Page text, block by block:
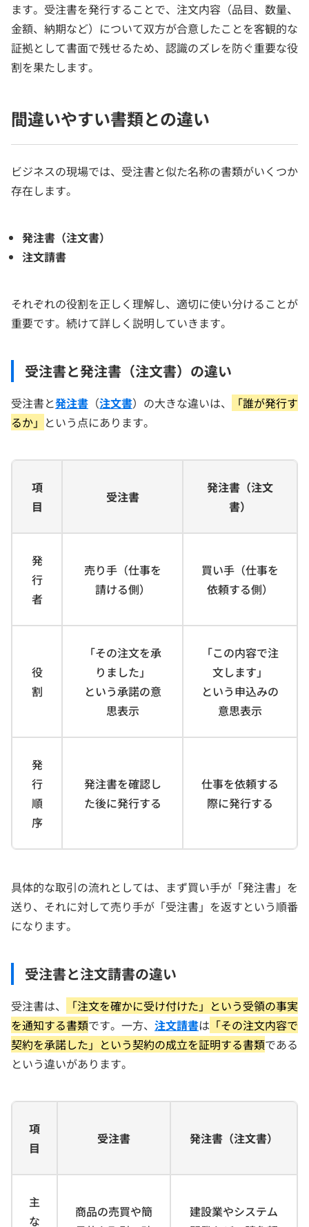
ます。受注書を発行することで、注文内容（品目、数量、
金額、納期など）について双方が合意したことを客観的な
証拠として書面で残せるため、認識のズレを防ぐ重要な役
割を果たします。
間違いやすい書類との違い
ビジネスの現場では、受注書と似た名称の書類がいくつか
存在します。
発注書（注文書）
注文請書
それぞれの役割を正しく理解し、適切に使い分けることが
重要です。続けて詳しく説明していきます。
受注書と発注書（注文書）の違い
受注書と発注書 （注文書）の大きな違いは、
「誰が発行す
るか」 という点にあります。
項
目
受注書
発注書（注文
書）
発
行
者
売り手（仕事を
請ける側）
買い手（仕事を
依頼する側）
役
割
「その注文を承
りました」
という承諾の意
思表示
「この内容で注
文します」
という申込みの
意思表示
発
行
順
序
発注書を確認し
た後に発行する
仕事を依頼する
際に発行する
具体的な取引の流れとしては、まず買い手が「発注書」を
送り、それに対して売り手が「受注書」を返すという順番
になります。
受注書と注文請書の違い
受注書は、
「注文を確かに受け付けた」という受領の事実
を通知する書類です。一方、 注文請書は 「その注文内容で
契約を承諾した」という契約の成立を証明する書類である
という違いがあります。
項
目
受注書 発注書（注文書）
主
な
商品の売買や簡
建設業やシステム